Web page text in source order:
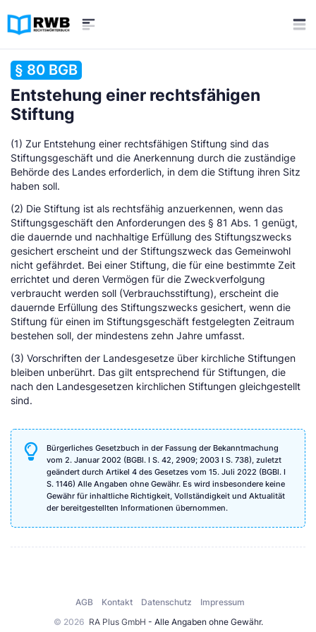
§ 80 BGB
Entstehung einer rechtsfähigen
Stiftung
(1) Zur Entstehung einer rechtsfähigen Stiftung sind das
Stiftungsgeschäft und die Anerkennung durch die zuständige
Behörde des Landes erforderlich, in dem die Stiftung ihren Sitz
haben soll.
(2) Die Stiftung ist als rechtsfähig anzuerkennen, wenn das
Stiftungsgeschäft den Anforderungen des § 81 Abs. 1 genügt,
die dauernde und nachhaltige Erfüllung des Stiftungszwecks
gesichert erscheint und der Stiftungszweck das Gemeinwohl
nicht gefährdet. Bei einer Stiftung, die für eine bestimmte Zeit
errichtet und deren Vermögen für die Zweckverfolgung
verbraucht werden soll (Verbrauchsstiftung), erscheint die
dauernde Erfüllung des Stiftungszwecks gesichert, wenn die
Stiftung für einen im Stiftungsgeschäft festgelegten Zeitraum
bestehen soll, der mindestens zehn Jahre umfasst.
(3) Vorschriften der Landesgesetze über kirchliche Stiftungen
bleiben unberührt. Das gilt entsprechend für Stiftungen, die
nach den Landesgesetzen kirchlichen Stiftungen gleichgestellt
sind.
Bürgerliches Gesetzbuch in der Fassung der Bekanntmachung
vom 2. Januar 2002 (BGBl. I S. 42, 2909; 2003 I S. 738), zuletzt
geändert durch Artikel 4 des Gesetzes vom 15. Juli 2022 (BGBl. I
S. 1146) Alle Angaben ohne Gewähr. Es wird insbesondere keine
Gewähr für inhaltliche Richtigkeit, Vollständigkeit und Aktualität
der bereitgestellten Informationen übernommen.
© 2026 RA Plus GmbH - Alle Angaben ohne Gewähr.
AGB Kontakt Datenschutz Impressum